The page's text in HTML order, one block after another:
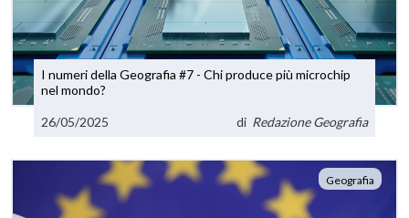
I numeri della Geografia #7 - Chi produce più microchip
nel mondo?
26/05/2025 di Redazione Geografia
Geografia